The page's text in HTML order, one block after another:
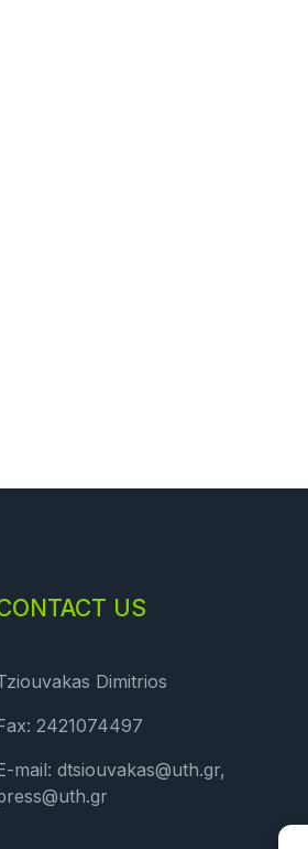
US
Dimitrios
2421074497
mail: dtsiouvakas@uth.gr,